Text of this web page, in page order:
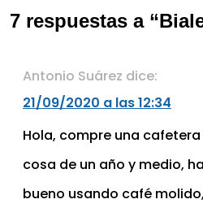
7 respuestas a
Antonio Suárez dice:
21/09/2020 a las 12:34
Hola, compre una
cosa de un año y medio,
bueno usando café